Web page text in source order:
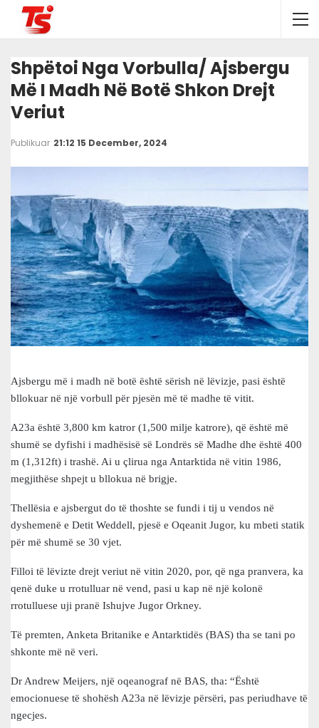
Shpëtoi Nga Vorbulla/ Ajsbergu
Më I Madh Në Botë Shkon Drejt
Veriut
Publikuar 21:12 15 December, 2024
Ajsbergu më i madh në botë është sërish në lëvizje, pasi është
bllokuar në një vorbull për pjesën më të madhe të vitit.
A23a është 3,800 km katror (1,500 milje katrore), që është më
shumë se dyfishi i madhësisë së Londrës së Madhe dhe është 400
m (1,312ft) i trashë. Ai u çlirua nga Antarktida në vitin 1986,
megjithëse shpejt u bllokua në brigje.
Thellësia e ajsbergut do të thoshte se fundi i tij u vendos në
dyshemenë e Detit Weddell, pjesë e Oqeanit Jugor, ku mbeti statik
për më shumë se 30 vjet.
Filloi të lëvizte drejt veriut në vitin 2020, por, që nga pranvera, ka
qenë duke u rrotulluar në vend, pasi u kap në një kolonë
rrotulluese uji pranë Ishujve Jugor Orkney.
Të premten, Anketa Britanike e Antarktidës (BAS) tha se tani po
shkonte më në veri.
Dr Andrew Meijers, një oqeanograf në BAS, tha: “Është
emocionuese të shohësh A23a në lëvizje përsëri, pas periudhave të
ngecjes.